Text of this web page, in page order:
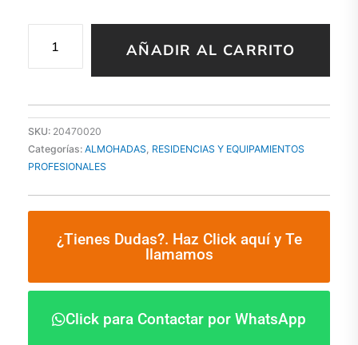
PLUS
VISCOELASTICA
cm
cantidad
AÑADIR AL CARRITO
SKU: 20470020
Categorías: ALMOHADAS RESIDENCIAS Y EQUIPAMIENTOS
PROFESIONALES
¿Tienes Dudas?. Haz Click aquí y Te
llamamos
Click para Contactar por WhatsApp